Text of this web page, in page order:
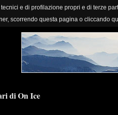
e di profilazione propri e di terze
scorrendo questa pagina o cliccando
di On Ice